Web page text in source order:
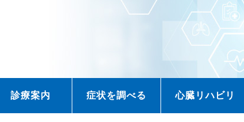
診療案内 症状を調べる 心臓リハビリ